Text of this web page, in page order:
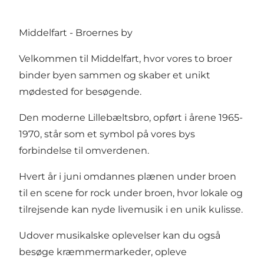
Middelfart - Broernes by
Velkommen til Middelfart, hvor vores to broer
binder byen sammen og skaber et unikt
mødested for besøgende.
Den moderne Lillebæltsbro, opført i årene 1965-
1970, står som et symbol på vores bys
forbindelse til omverdenen.
Hvert år i juni omdannes plænen under broen
til en scene for rock under broen, hvor lokale og
tilrejsende kan nyde livemusik i en unik kulisse.
Udover musikalske oplevelser kan du også
besøge kræmmermarkeder, opleve